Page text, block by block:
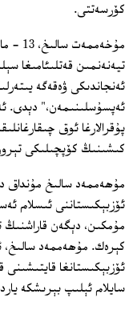
كۆرسەتتى.
تيەنەنمىن قەتلىئامىغا
ئەنجاندىكى ۋەقەگە
ئەپسۇسلىنىمەن،" دېدى.
كىشىنىڭ كۆپچىلىكى
مۇھەممەد سالىخ مۇنداق
ئۆزبېكىستاننى ئىسلام
مۇمكىن، دېگەن قاراشنىڭ
كېرەك. مۇھەممەد سالىخ،
ئۆزبېكىستانغا قايتىشىنى
سايلام ئېلىپ بېرىشكە